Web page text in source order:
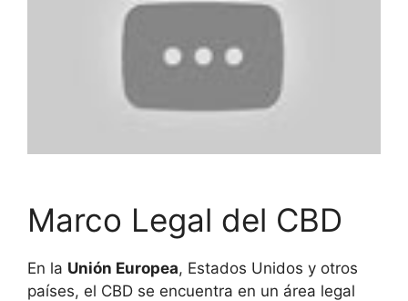
Marco Legal del CBD
En la Unión Europea, Estados Unidos y otros
países, el CBD se encuentra en un área legal